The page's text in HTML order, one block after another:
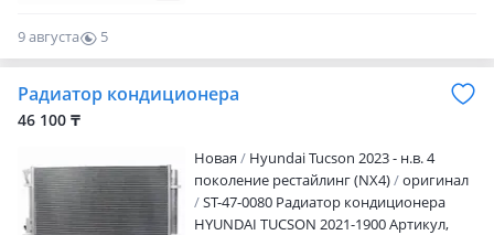
Желтоксан 259 Режим работы: Пн. —
пт.09: 00 — 18: 00 Сб.10: 00 — 17: 00 Вс —
9 августа
5
0
Радиатор кондиционера
46 100 ₸
Новая
Hyundai Tucson 2023 - н.в. 4
поколение рестайлинг (NX4)
оригинал
ST-47-0080 Радиатор кондиционера
HYUNDAI TUCSON 2021-1900 Артикул,